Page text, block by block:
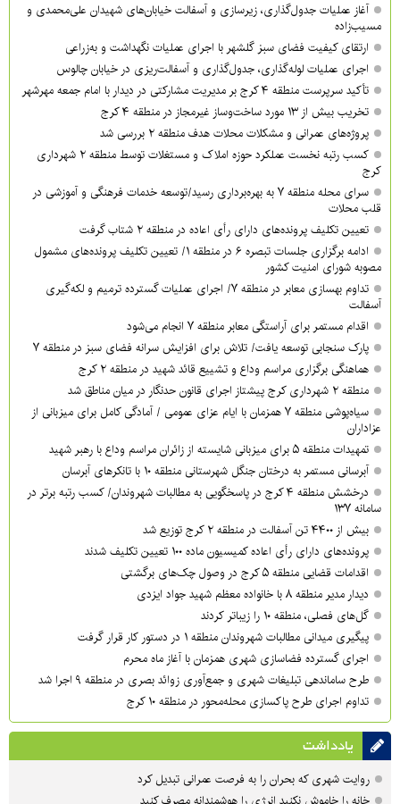
آغاز عملیات جدول‌گذاری، زیرسازی و آسفالت خیابان‌های شهیدان علی‌محمدی و
مسیب‌زاده
ارتقای کیفیت فضای سبز گلشهر با اجرای عملیات نگهداشت و به‌زراعی
اجرای عملیات لوله‌گذاری، جدول‌گذاری و آسفالت‌ریزی در خیابان چالوس
تأکید سرپرست منطقه ۴ کرج بر مدیریت مشارکتی در دیدار با امام جمعه مهرشهر
تخریب بیش از ۱۳ مورد ساخت‌وساز غیرمجاز در منطقه ۴ کرج
پروژه‌های عمرانی و مشکلات محلات هدف منطقه ۲ بررسی شد
کسب رتبه نخست عملکرد حوزه املاک و مستغلات توسط منطقه ۲ شهرداری
کرج
سرای محله منطقه ۷ به بهره‌برداری رسید/توسعه خدمات فرهنگی و آموزشی در
قلب محلات
تعیین تکلیف پرونده‌های دارای رأی اعاده در منطقه ۲ شتاب گرفت
ادامه برگزاری جلسات تبصره ۶ در منطقه ۱/ تعیین تکلیف پرونده‌های مشمول
مصوبه شورای امنیت کشور
تداوم بهسازی معابر در منطقه ۷/ اجرای عملیات گسترده ترمیم و لکه‌گیری
آسفالت
اقدام مستمر برای آراستگی معابر منطقه ۷ انجام می‌شود
پارک سنجابی توسعه یافت/ تلاش برای افزایش سرانه فضای سبز در منطقه ۷
هماهنگی برگزاری مراسم وداع و تشییع قائد شهید در منطقه ۲ کرج
منطقه ۲ شهرداری کرج پیشتاز اجرای قانون حدنگار در میان مناطق شد
سیاه‌پوشی منطقه ۷ همزمان با ایام عزای عمومی / آمادگی کامل برای میزبانی از
عزاداران
تمهیدات منطقه ۵ برای میزبانی شایسته از زائران مراسم وداع با رهبر شهید
آبرسانی مستمر به درختان جنگل شهرستانی منطقه ۱۰ با تانکرهای آبرسان
درخشش منطقه ۴ کرج در پاسخگویی به مطالبات شهروندان/ کسب رتبه برتر در
سامانه ۱۳۷
بیش از ۴۴۰۰ تن آسفالت در منطقه ۲ کرج توزیع شد
پرونده‌های دارای رأی اعاده کمیسیون ماده ۱۰۰ تعیین تکلیف شدند
اقدامات قضایی منطقه ۵ کرج در وصول چک‌های برگشتی
دیدار مدیر منطقه ۸ با خانواده معظم شهید جواد ایزدی
گل‌های فصلی، منطقه ۱۰ را زیباتر کردند
پیگیری میدانی مطالبات شهروندان منطقه ۱ در دستور کار قرار گرفت
اجرای گسترده فضاسازی شهری همزمان با آغاز ماه محرم
طرح ساماندهی تبلیغات شهری و جمع‌آوری زوائد بصری در منطقه ۹ اجرا شد
تداوم اجرای طرح پاکسازی محله‌محور در منطقه ۱۰ کرج
یادداشت
روایت شهری که بحران را به فرصت عمرانی تبدیل کرد